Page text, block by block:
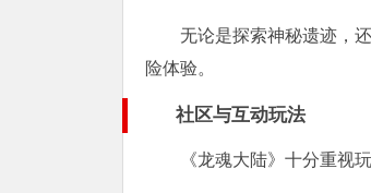
无论是探索神秘遗迹，
险体验。
社区与互动玩法
《龙魂大陆》十分重视